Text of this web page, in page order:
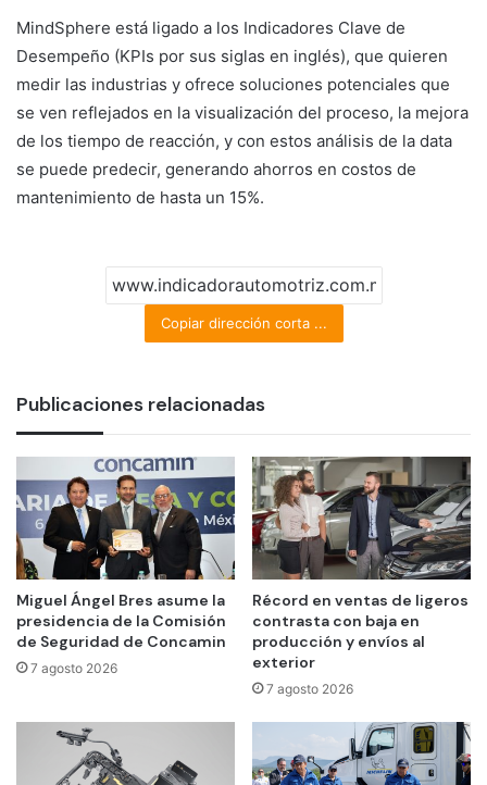
MindSphere está ligado a los Indicadores Clave de
Desempeño (KPIs por sus siglas en inglés), que quieren
medir las industrias y ofrece soluciones potenciales que
se ven reflejados en la visualización del proceso, la mejora
de los tiempo de reacción, y con estos análisis de la data
se puede predecir, generando ahorros en costos de
mantenimiento de hasta un 15%.
Copiar dirección corta ...
Publicaciones relacionadas
Miguel Ángel Bres asume la
presidencia de la Comisión
de Seguridad de Concamin
7 agosto 2026
Récord en ventas de ligeros
contrasta con baja en
producción y envíos al
exterior
7 agosto 2026